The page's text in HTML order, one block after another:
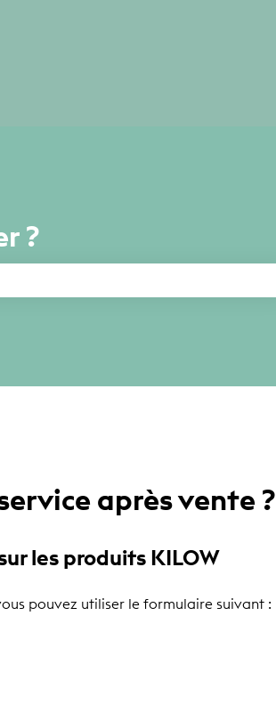
?
après vente ?
les produits KILOW
pouvez utiliser le formulaire suivant :